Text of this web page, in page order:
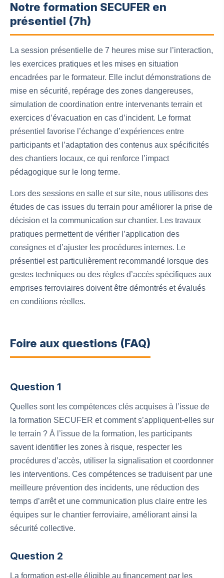
Notre formation SECUFER en
présentiel (7h)
La session présentielle de 7 heures mise sur l’interaction,
les exercices pratiques et les mises en situation
encadrées par le formateur. Elle inclut démonstrations de
mise en sécurité, repérage des zones dangereuses,
simulation de coordination entre intervenants terrain et
exercices d’évacuation en cas d’incident. Le format
présentiel favorise l’échange d’expériences entre
participants et l’adaptation des contenus aux spécificités
des chantiers locaux, ce qui renforce l’impact
pédagogique sur le long terme.
Lors des sessions en salle et sur site, nous utilisons des
études de cas issues du terrain pour améliorer la prise de
décision et la communication sur chantier. Les travaux
pratiques permettent de vérifier l’application des
consignes et d’ajuster les procédures internes. Le
présentiel est particulièrement recommandé lorsque des
gestes techniques ou des règles d’accès spécifiques aux
emprises ferroviaires doivent être démontrés et évalués
en conditions réelles.
Foire aux questions (FAQ)
Question 1
Quelles sont les compétences clés acquises à l’issue de
la formation SECUFER et comment s’appliquent-elles sur
le terrain ? À l’issue de la formation, les participants
savent identifier les zones à risque, respecter les
procédures d’accès, utiliser la signalisation et coordonner
les interventions. Ces compétences se traduisent par une
meilleure prévention des incidents, une réduction des
temps d’arrêt et une communication plus claire entre les
équipes sur le chantier ferroviaire, améliorant ainsi la
sécurité collective.
Question 2
La formation est-elle éligible au financement par les